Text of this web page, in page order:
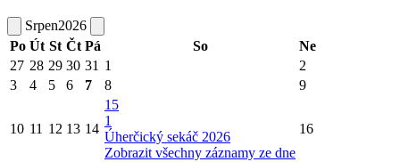
Srpen2026
Po Út St Čt Pá So
Ne
27 28 29 30 31 1
2
3
4 5 6 7 8 9
10 11 12 13 14
15
1
Úherčický sekáč 2026
Zobrazit všechny záznamy ze dne
16